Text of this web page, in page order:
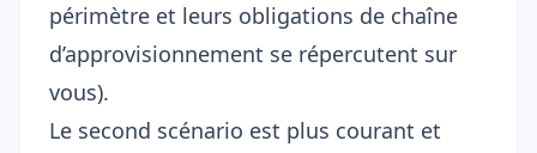
périmètre et leurs obligations de chaîne
d’approvisionnement se répercutent sur
vous).
Le second scénario est plus courant et